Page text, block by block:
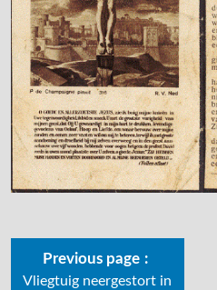
Previous page
Vliegtuig neergestort in